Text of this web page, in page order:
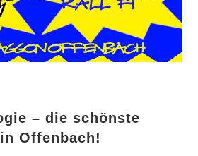
– die schönste
Offenbach!